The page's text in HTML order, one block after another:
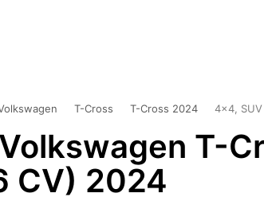
T-Cross T-Cross 2024 4x4, SUV
T-
CV) 2024